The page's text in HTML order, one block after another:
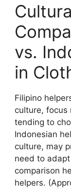
vs.
in
Filipino
culture, focus
tending to
Indonesian
culture, may
need to
comparison
helpers.